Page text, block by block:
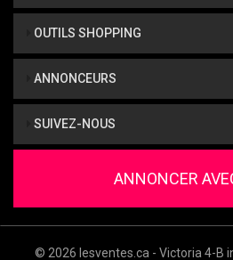
OUTILS SHOPPING
ANNONCEURS
SUIVEZ-NOUS
ANNONCER
© 2026 lesventes.ca - Victoria 4-B